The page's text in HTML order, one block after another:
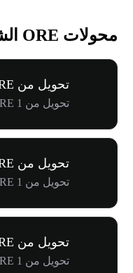
محولات ORE الشائعة
تحويل من ORE إلى USD
تحويل من 1 ORE إلى $59.09
تحويل من ORE إلى MXN
تحويل من 1 ORE إلى Mex$1.01K
تحويل من ORE إلى IQD
تحويل من 1 ORE إلى ع.د77.14K